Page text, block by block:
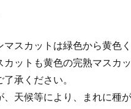
スカットは緑色から黄色
ットも黄色の完熟マスカ
承ください。
天候等により、まれに種